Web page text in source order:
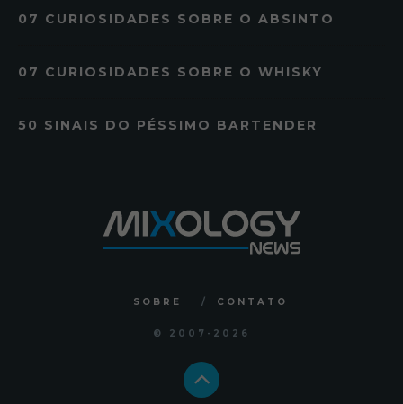
07 CURIOSIDADES SOBRE O ABSINTO
07 CURIOSIDADES SOBRE O WHISKY
50 SINAIS DO PÉSSIMO BARTENDER
SOBRE CONTATO
© 2007 -2026